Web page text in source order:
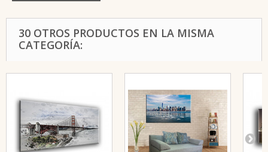
30 OTROS PRODUCTOS EN LA MISMA
CATEGORÍA: